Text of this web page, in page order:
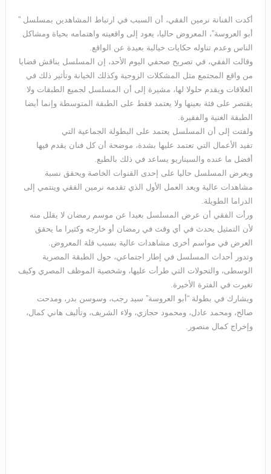
أكدت الفنانة نرمين الفقي، أن السبب في ارتباط المشاهدين بمسلسل ”
أبو العروسة”، المعروض حاليا، يعود إلى واقعيته واهتمامه بحياة ومشاكل
الناس وعدم تناوله حكايات خيالية بعيدة عن الواقع.
وقالت الفقي، في تصريح صحفي اليوم الأحد، إن المسلسل يناقش قضايا
من واقع المجتمع مثل المشكلات الزوجية وكذلك الخيانة وتأثير ذلك في
العلاقات ويقدم حلولا لها، مشيرة إلى أن المسلسل لجميع الطبقات ولا
يقتصر على فئة بعينها ولا يعتمد فقط على الطبقة المتوسطة وإنما أيضا
الطبقة الغنية والفقيرة.
ولفتت إلى أن المسلسل يعتمد على البطولة الجماعية التي
تفيد الأعمال التي تعتمد عليها بشدة، موضحة أن كل فنان يقدم فيها
أفضل ما عنده والسيناريو يساعد في ذلك بالطبع.
ويعرض المسلسل حاليا على إحدى القنوات الخاصة ويحقق نسبة
مشاهدات عالية ويعد العمل الأول الذي تقدمه نرمين الفقي وينتمي إلى
الدراما الطويلة.
ورأت الفقي أن عرض المسلسل بعيدا عن موسم رمضان لا يقلل منه
لأن التمثيل يحدث في أي وقت في رمضان أو خارجه وكثيرا ما يحقق
العرض في مواسم أخرى مشاهدات عالية بسبب قلة المعروض.
وتدور أحداث المسلسل في إطار اجتماعي، حول الطبقة المصرية
الوسطى، والتحولات التي طرأت عليها، وشخصية الموظف المصري وكيف
تغيرت في الفترة الأخيرة.
ويشارك في بطولة “أبو العروسة” سيد رجب، وسوسن بدر، ومدحت
صالح، ومحمد عادل، ومحمود حجازي، ولاء الشريف، وتأليف هاني كمال،
وإخراج كمال منصور.